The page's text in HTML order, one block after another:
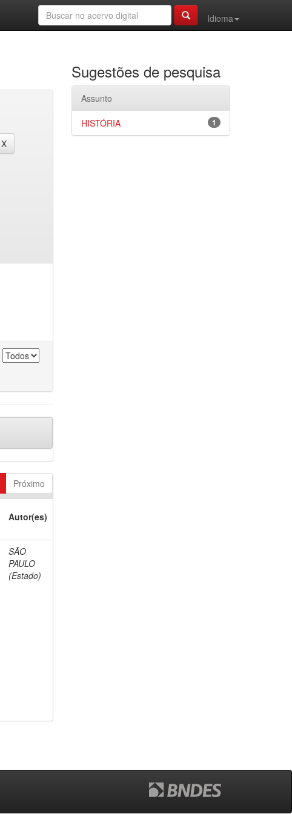
Idioma
Próximo
Autor(es)
SÃO
PAULO
(Estado)
Sugestões de pesquisa
Assunto
1
HISTÓRIA